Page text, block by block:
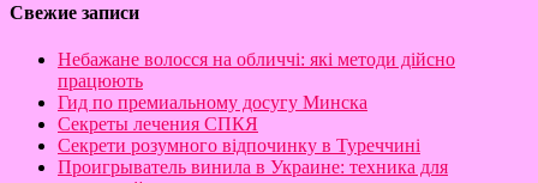
Свежие записи
Небажане волосся на обличчі: які методи дійсно
працюють
Гид по премиальному досугу Минска
Секреты лечения СПКЯ
Секрети розумного відпочинку в Туреччині
Проигрыватель винила в Украине: техника для